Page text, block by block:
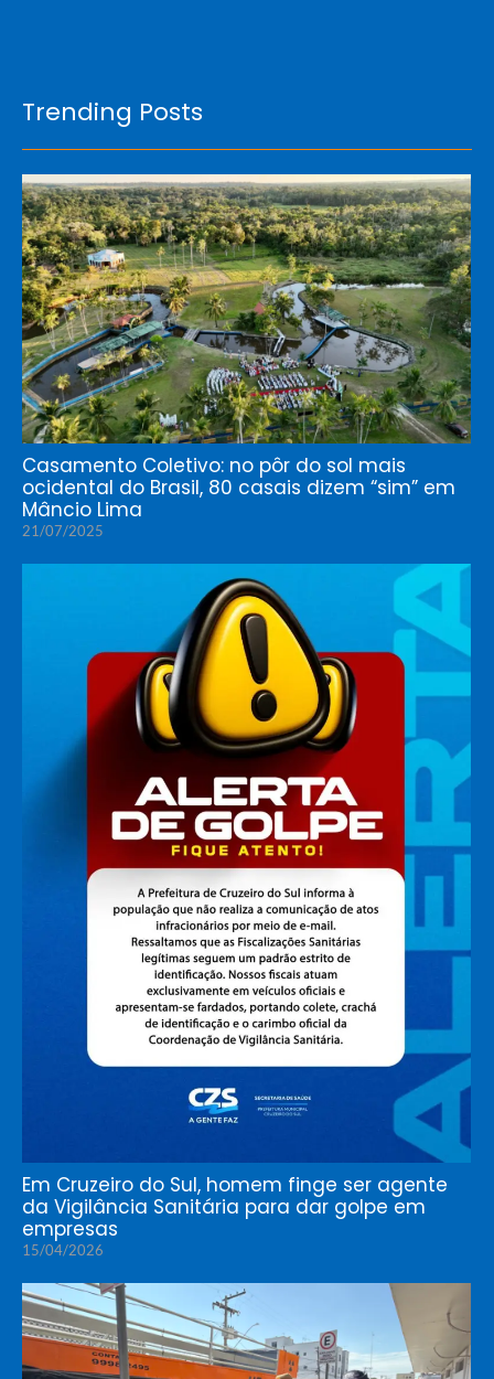
Trending Posts
Casamento Coletivo: no pôr do sol mais
ocidental do Brasil, 80 casais dizem “sim” em
Mâncio Lima
21/07/2025
Em Cruzeiro do Sul, homem finge ser agente
da Vigilância Sanitária para dar golpe em
empresas
15/04/2026